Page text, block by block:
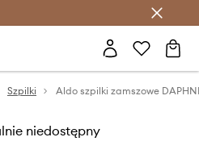
z Answear Club >
Szpilki Aldo szpilki zamszowe
niedostępny